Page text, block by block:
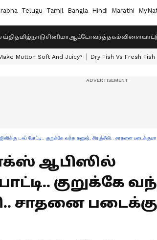
Telugu Tamil Bangla Hindi Marathi
தமிழ்நாடுசினிமாஆட்டோவர்த்தகம்
Mutton Soft And Juicy? Dry Fish Vs Fresh Fish
டஃப் போட்டி.. குறுக்கே வந்த தனுஷ், சிரஞ்சீவி.. சாதனை
பாக்ஸ் ஆபிஸில்
குறுக்கே
சாதனை